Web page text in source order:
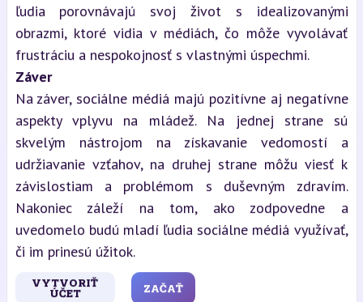
ľudia porovnávajú svoj život s idealizovanými
obrazmi, ktoré vidia v médiách, čo môže vyvolávať
frustráciu a nespokojnosť s vlastnými úspechmi.
Záver
Na záver, sociálne médiá majú pozitívne aj negatívne
aspekty vplyvu na mládež. Na jednej strane sú
skvelým nástrojom na získavanie vedomostí a
udržiavanie vzťahov, na druhej strane môžu viesť k
závislostiam a problémom s duševným zdravím.
Nakoniec záleží na tom, ako zodpovedne a
uvedomelo budú mladí ľudia sociálne médiá využívať,
či im prinesú úžitok.
VYTVORIŤ
ÚČET ZAČAŤ